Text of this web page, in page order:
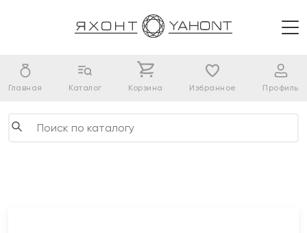
Главная Каталог Корзина Избранное Профиль